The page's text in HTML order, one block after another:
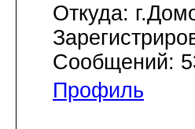
Откуда:
Сообщений:
Профиль